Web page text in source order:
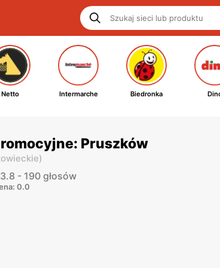
Netto Intermarche Biedronka
Pruszków
)
- 190 głosów
0.0